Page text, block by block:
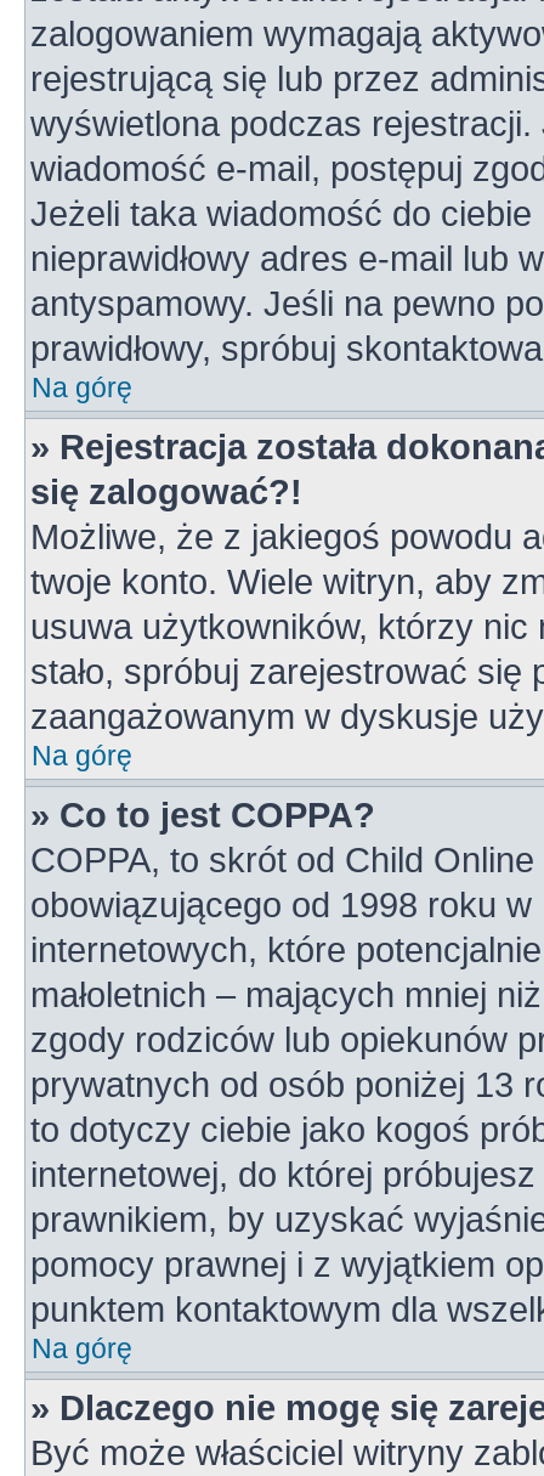
zalogowaniem wymagają
rejestrującą się lub przez
wyświetlona podczas rejestracji.
wiadomość e-mail, postępuj
Jeżeli taka wiadomość do ciebie
nieprawidłowy adres e-mail lub
antyspamowy. Jeśli na pewno
prawidłowy, spróbuj
Na górę
» Rejestracja została
się zalogować?!
Możliwe, że z jakiegoś powodu
twoje konto. Wiele witryn, aby
usuwa użytkowników, którzy
stało, spróbuj zarejestrować
zaangażowanym w dyskusje
Na górę
» Co to jest COPPA?
COPPA, to skrót od Child
obowiązującego od 1998 roku w
internetowych, które
małoletnich – mających mniej
zgody rodziców lub opiekunów
prywatnych od osób poniżej 13
to dotyczy ciebie jako kogoś
internetowej, do której
prawnikiem, by uzyskać
pomocy prawnej i z wyjątkiem
punktem kontaktowym dla
Na górę
» Dlaczego nie mogę się
Być może właściciel witryny